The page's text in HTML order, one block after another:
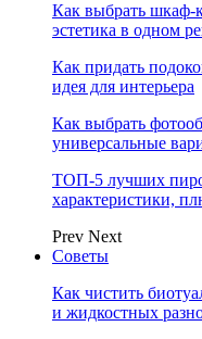
Как выбрать шкаф-
эстетика в одном
Как придать
идея для интерьера
Как выбрать
универсальные
ТОП-5 лучших
характеристики,
Prev Next
Советы
Как чистить
и жидкостных